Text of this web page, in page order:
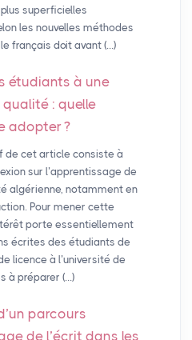
superficielles
les nouvelles méthodes
français doit avant (…)
étudiants à une
: quelle
adopter?
de cet article consiste à
sur l’apprentissage de
algérienne, notamment en
Pour mener cette
porte essentiellement
écrites des étudiants de
licence à l’université de
à préparer (…)
parcours
de l’écrit dans les